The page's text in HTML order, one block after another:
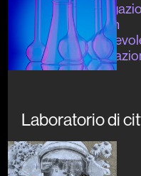
#servizio
#openinnovation
#network
Laboratorio di
In corso